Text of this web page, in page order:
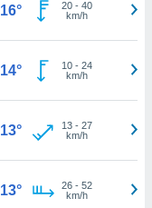
16° 20- 40
km/h
14° 10- 24
km/h
13° 13- 27
km/h
13° 26- 52
km/h